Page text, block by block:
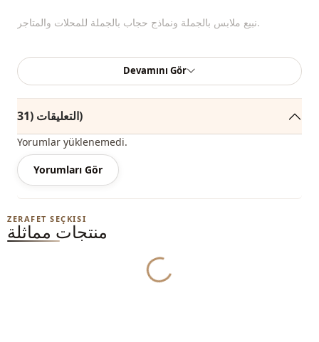
نبيع ملابس بالجملة ونماذج حجاب بالجملة للمحلات والمتاجر.
لشراء الملابس بالجملة والاطلاع على أسعار الجملة الخاصة ، يكفي أن
تصبح عضوًا في موقعنا وإرسال معلوماتك إلى خط الواتساب
0545695 05 91 للموافقة عليها.
ملاحظة: يتكون محتوى المنتج من سترة. (تستخدم القمصان والسراويل
والأحذية والحقائب والمجوهرات لأغراض التزيين).
ملاحظة: قد يكون هناك اختلاف في الدرجة اللونية في لون المنتج
Devamını Gör
التعليقات (31)
Yorumlar yüklenemedi.
Yorumları Gör
ZERAFET SEÇKISI
منتجات مماثلة
Yukleniyor...